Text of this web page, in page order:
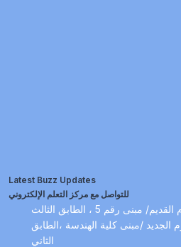
Latest Buzz Updates
للتواصل مع مركز التعلم الإلكتروني
رقم 5 ، الطابق الثالث
الجديد /مبنى كلية الهندسة ،الطابق
الثاني